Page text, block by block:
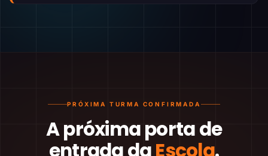
PRÓXIMA TURMA CONFIRMADA
A próxima porta de
entrada daEscola.